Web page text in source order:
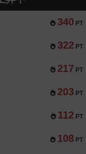
340 PT
322 PT
217 PT
203 PT
112 PT
108 PT